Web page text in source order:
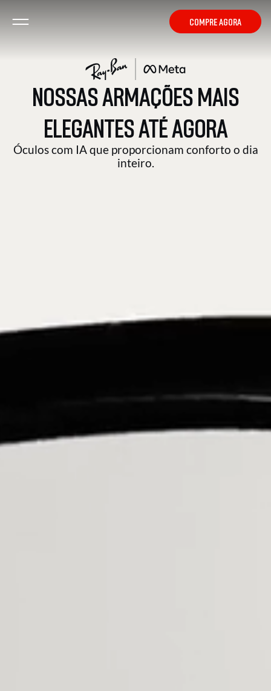
COMPRE AGORA
HEADLINER
COMPRE AGORA
R$3.299
NOSSAS ARMAÇÕES MAIS
ELEGANTES ATÉ AGORA
Óculos com IA que proporcionam conforto o dia
inteiro.